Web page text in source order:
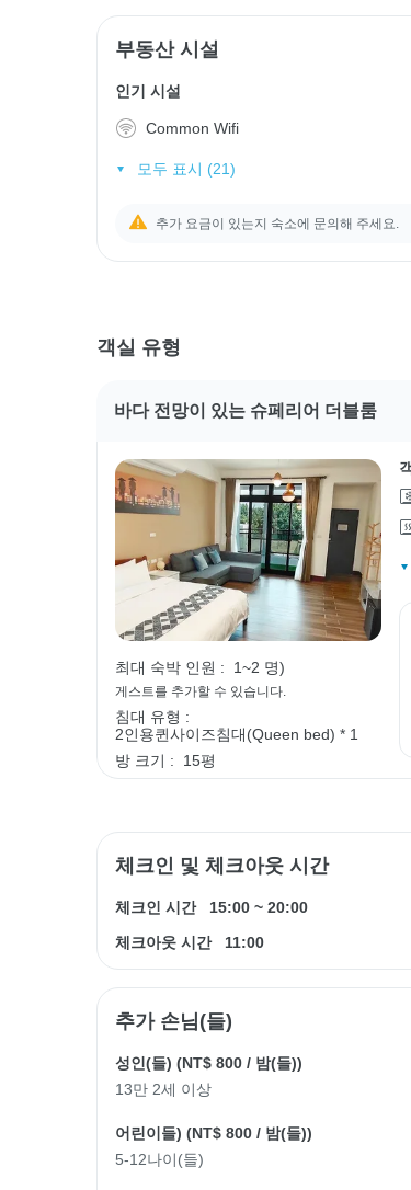
부동산 시설
인기 시설
Common Wifi
모두 표시 (21)
추가 요금이 있는지 숙소에 문의해 주세요.
객실 유형
바다 전망이 있는 슈페리어 더블룸
최대 숙박 인원 : 1~2 명)
게스트를 추가할 수 있습니다.
침대 유형 :
2인용퀸사이즈침대(Queen bed) * 1
방 크기 :
15평
체크인 및 체크아웃 시간
체크인 시간 15:00 ~ 20:00
체크아웃 시간
11:00
추가 손님(들)
성인(들) (NT$ 800 / 밤(들))
13만 2세 이상
어린이들) (NT$ 800 / 밤(들))
5-12나이(들)